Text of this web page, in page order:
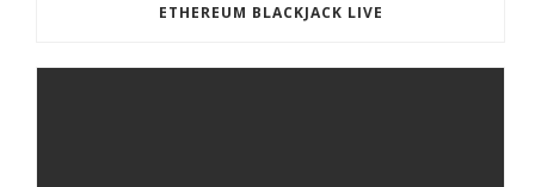
ETHEREUM BLACKJACK LIVE